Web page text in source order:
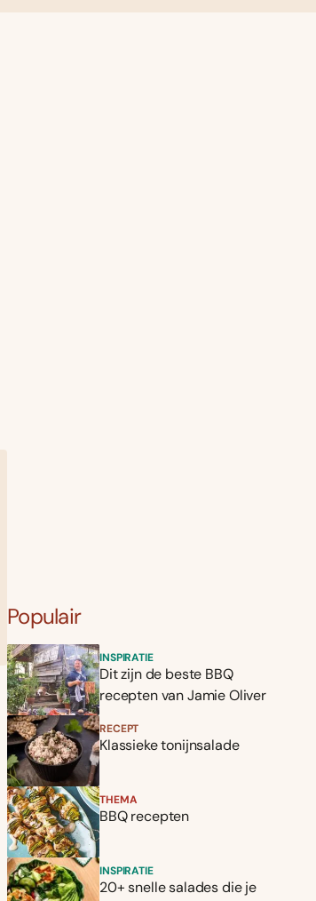
Populair
INSPIRATIE
Dit zijn de beste BBQ
recepten van Jamie Oliver
RECEPT
Klassieke tonijnsalade
THEMA
BBQ recepten
INSPIRATIE
20+ snelle salades die je